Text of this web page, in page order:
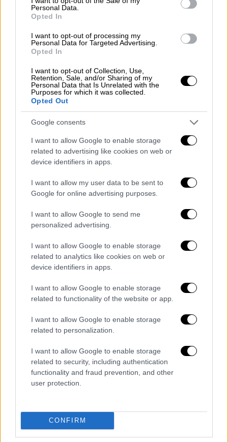
Personal Data.
Opted In
I want to opt-out of processing my
Personal Data for Targeted Advertising.
Opted In
I want to opt-out of Collection, Use,
Retention, Sale, and/or Sharing of my
Personal Data that Is Unrelated with the
Purposes for which it was collected.
Opted Out
Google consents
I want to allow Google to enable storage
related to advertising like cookies on web or
device identifiers in apps.
I want to allow my user data to be sent to
Google for online advertising purposes.
I want to allow Google to send me
personalized advertising.
I want to allow Google to enable storage
related to analytics like cookies on web or
device identifiers in apps.
I want to allow Google to enable storage
related to functionality of the website or app.
I want to allow Google to enable storage
related to personalization.
I want to allow Google to enable storage
related to security, including authentication
functionality and fraud prevention, and other
user protection.
CONFIRM
Βιέννηείναι διεθνώς γνωστή για την
εξαιρετική ποιότητα του αέρα της
αποτέλεσμααυστηρών περιβαλλοντικών
πολιτικώνκαιχαμηλών εκπομπών ρύπων
Αντίθετα, το Νέο Δελχί παλεύει κάθε χρόνο
εκτοξευμένα επίπεδα AQI
χαμηλή ορατότητα, ειδικά κατά τους
χειμερινούς μήνες, όταν οι καιρικές
συνθήκες εγκλωβίζουν τη ρύπανση κοντά
στο έδαφος.
τους ίδιους»
Το βίντεο του Αρόρα έχει ξεπεράσει τα
εκατομμύρια προβολέςκαι έχει προκαλέσει
Κάποιοι χρήστες σχολίασαν: «Κανείς δεν
φταίει εκτός από εμάς τους ίδιους».
σημειώνοντας ότιοι δύο πόλεις είναι
εντελώς διαφορετικές
αντιρρήσεις, το βίντεο ανέδειξε το